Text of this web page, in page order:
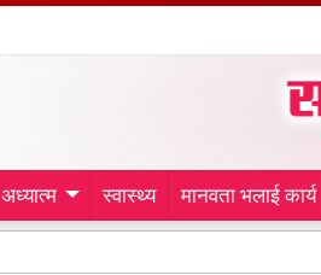
अध्यात्म स्वास्थ्य मानवता भलाई कार्य